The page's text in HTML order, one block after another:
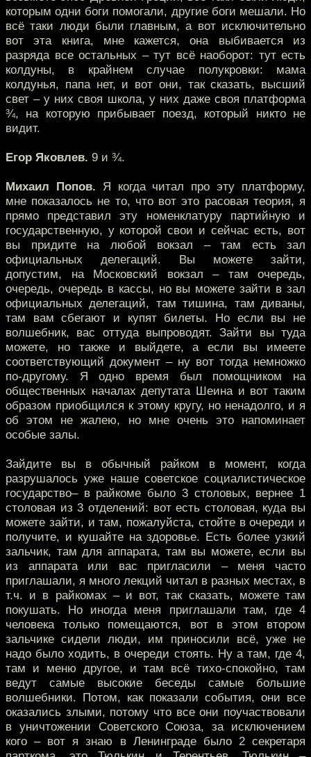
которым одни боги помогали, другие боги мешали. Но
всё таки люди были главным, а вот исключительно
вот эта книга, мне кажется, она выбивается из
разряда все остальных – тут всё наоборот: тут есть
колдуны, в крайнем случае полукровки: мама
колдунья, папа нет, и вот они, так сказать, высший
свет – у них своя школа, у них даже своя платформа
¾, на которую прибывает поезд, который никто не
видит.
Егор Яковлев. 9 и ¾.
Михаил Попов. Я когда читал про эту платформу,
мне показалось не то, что вот это расовая теория, я
прямо представил эту номенклатуру партийную и
государственную, у которой свои и сейчас есть, вот
вы придите на любой вокзал – там есть зал
официальных делегаций. Вы можете зайти,
допустим, на Московский вокзал – там очередь,
очередь, очередь в кассы, но вы можете зайти в зал
официальных делегаций, там тишина, там диваны,
там вам сбегают и купят билеты. Но если вы не
волшебник, вас оттуда выпроводят. Зайти вы туда
можете, но также и выйдете, а если вы имеете
соответствующий документ – ну вот тогда немножко
по-другому. Я одно время был помощником на
общественных началах депутата Шеина и вот таким
образом приобщился к этому кругу, но ненадолго, и я
об этом не жалею, но мне очень это напоминает
особые залы.
Зайдите вы в обычный райком в момент, когда
разрушалось уже наше советское социалистическое
государство– в райкоме было 3 столовых, вернее 1
столовая из 3 отделений: вот есть столовая, куда вы
можете зайти, и там, пожалуйста, стойте в очереди и
получите, и кушайте на здоровье. Есть более узкий
зальчик, там для аппарата, там вы можете, если вы
из аппарата или вас пригласили – меня часто
приглашали, я много лекций читал в разных местах, в
т.ч. и в райкомах – и вот, так сказать, можете там
покушать. Но иногда меня приглашали там, где 4
человека только помещаются, вот в этом втором
зальчике сидели люди, им приносили всё, уже не
надо было ходить, в очереди стоять. Ну а там, где 4,
там и меню другое, и там всё тихо-спокойно, там
ведут самые высокие беседы самые большие
волшебники. Потом, как показали события, они все
оказались злыми, потому что все они поучаствовали
в уничтожении Советского Союза, за исключением
кого – вот я знаю в Ленинграде было 2 секретаря